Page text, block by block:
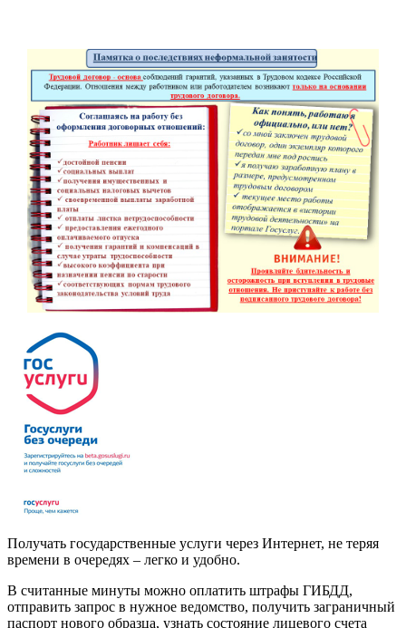
Получать государственные услуги через Интернет, не теряя
времени в очередях – легко и удобно.
В считанные минуты можно оплатить штрафы ГИБДД,
отправить запрос в нужное ведомство, получить заграничный
паспорт нового образца, узнать состояние лицевого счета